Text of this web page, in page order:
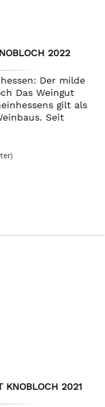
2022
Der milde
Das Weingut
gilt als
Seit
die...
KNOBLOCH 2021